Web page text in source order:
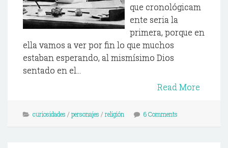
que cronológicam
ente seria la
primera, porque en
ella vamos a ver por fin lo que muchos
estaban esperando, al mismísimo Dios
sentado en el...
Read More
curiosidades / personajes / religión 6 Comments